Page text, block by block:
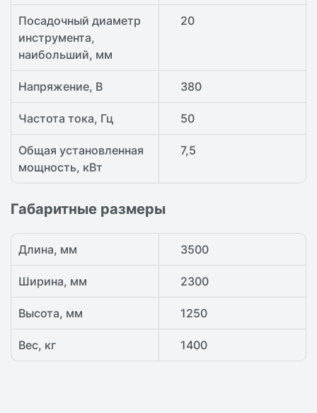
Посадочный диаметр
инструмента,
наибольший, мм
20
Напряжение, В 380
Частота тока, Гц 50
Общая установленная
мощность, кВт
7,5
Габаритные размеры
Длина, мм 3500
Ширина, мм 2300
Высота, мм 1250
Вес, кг 1400